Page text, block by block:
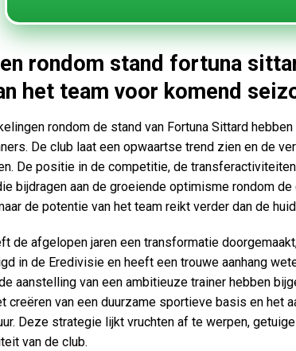
rondom stand fortuna
het team voor komend
rondom de stand van Fortuna Sittard
De club laat een opwaartse trend zien en de
De positie in de competitie, de
bijdragen aan de groeiende optimisme rondom de
de potentie van het team reikt verder dan de
de afgelopen jaren een transformatie
in de Eredivisie en heeft een trouwe aanhang
aanstelling van een ambitieuze trainer hebben
creëren van een duurzame sportieve basis en het
Deze strategie lijkt vruchten af te werpen,
van de club.